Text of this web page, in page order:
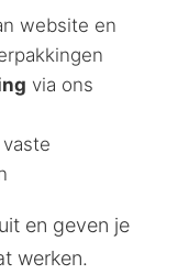
website en
via ons
en geven je
werken.